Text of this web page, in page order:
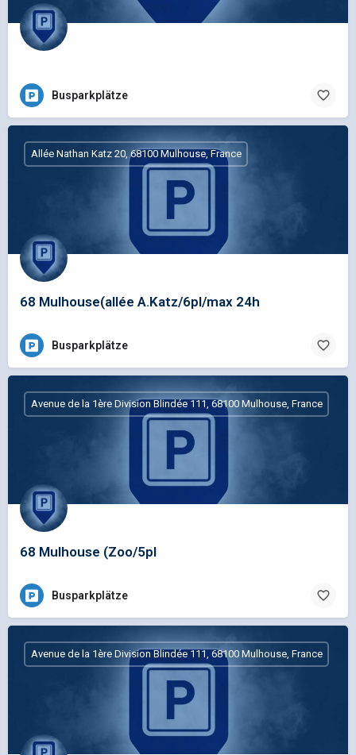
Busparkplätze
68 Mulhouse(allée A.Katz/6pl/max 24h
Allée Nathan Katz 20, 68100 Mulhouse, France
Busparkplätze
68 Mulhouse (Zoo/5pl
Avenue de la 1ère Division Blindée 111, 68100 Mulhouse, France
Busparkplätze
Avenue de la 1ère Division Blindée 111, 68100 Mulhouse, France